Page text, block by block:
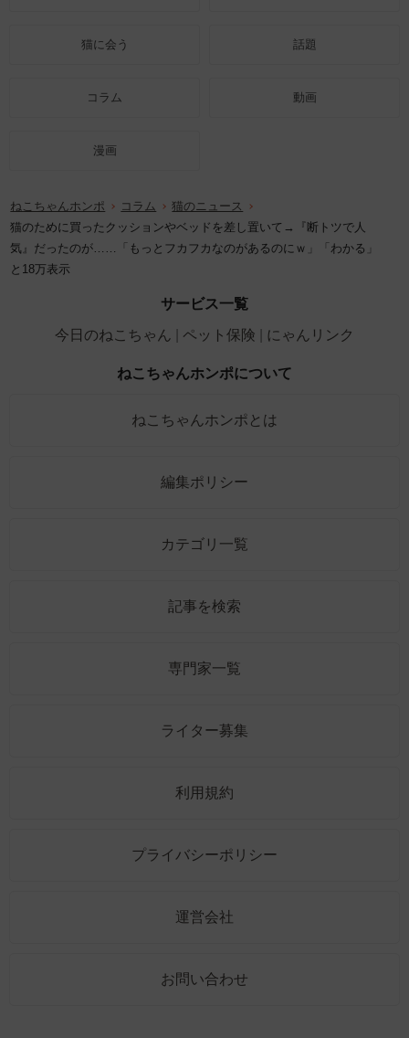
猫に会う 話題
コラム 動画
漫画
ねこちゃんホンポ コラム
猫のニュース
猫のために買ったクッションやベッドを差し置いて→『断トツで人
気』だったのが……「もっとフカフカなのがあるのにｗ」「わかる」
と18万表示
サービス一覧
今日のねこちゃん
ペット保険 にゃんリンク
ねこちゃんホンポについて
ねこちゃんホンポとは
編集ポリシー
カテゴリ一覧
記事を検索
専門家一覧
ライター募集
利用規約
プライバシーポリシー
運営会社
お問い合わせ